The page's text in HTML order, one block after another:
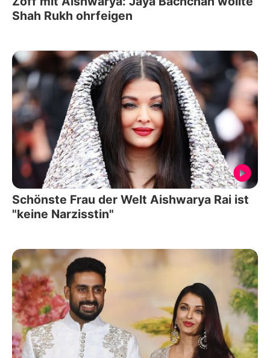
Shah Rukh ohrfeigen
Schönste Frau der Welt Aishwarya Rai ist
"keine Narzisstin"